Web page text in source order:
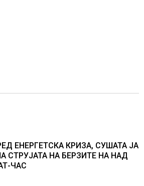
ЕНЕРГЕТСКА КРИЗА, СУШАТА ЈА
СТРУЈАТА НА БЕРЗИТЕ НА НАД
ЧАС